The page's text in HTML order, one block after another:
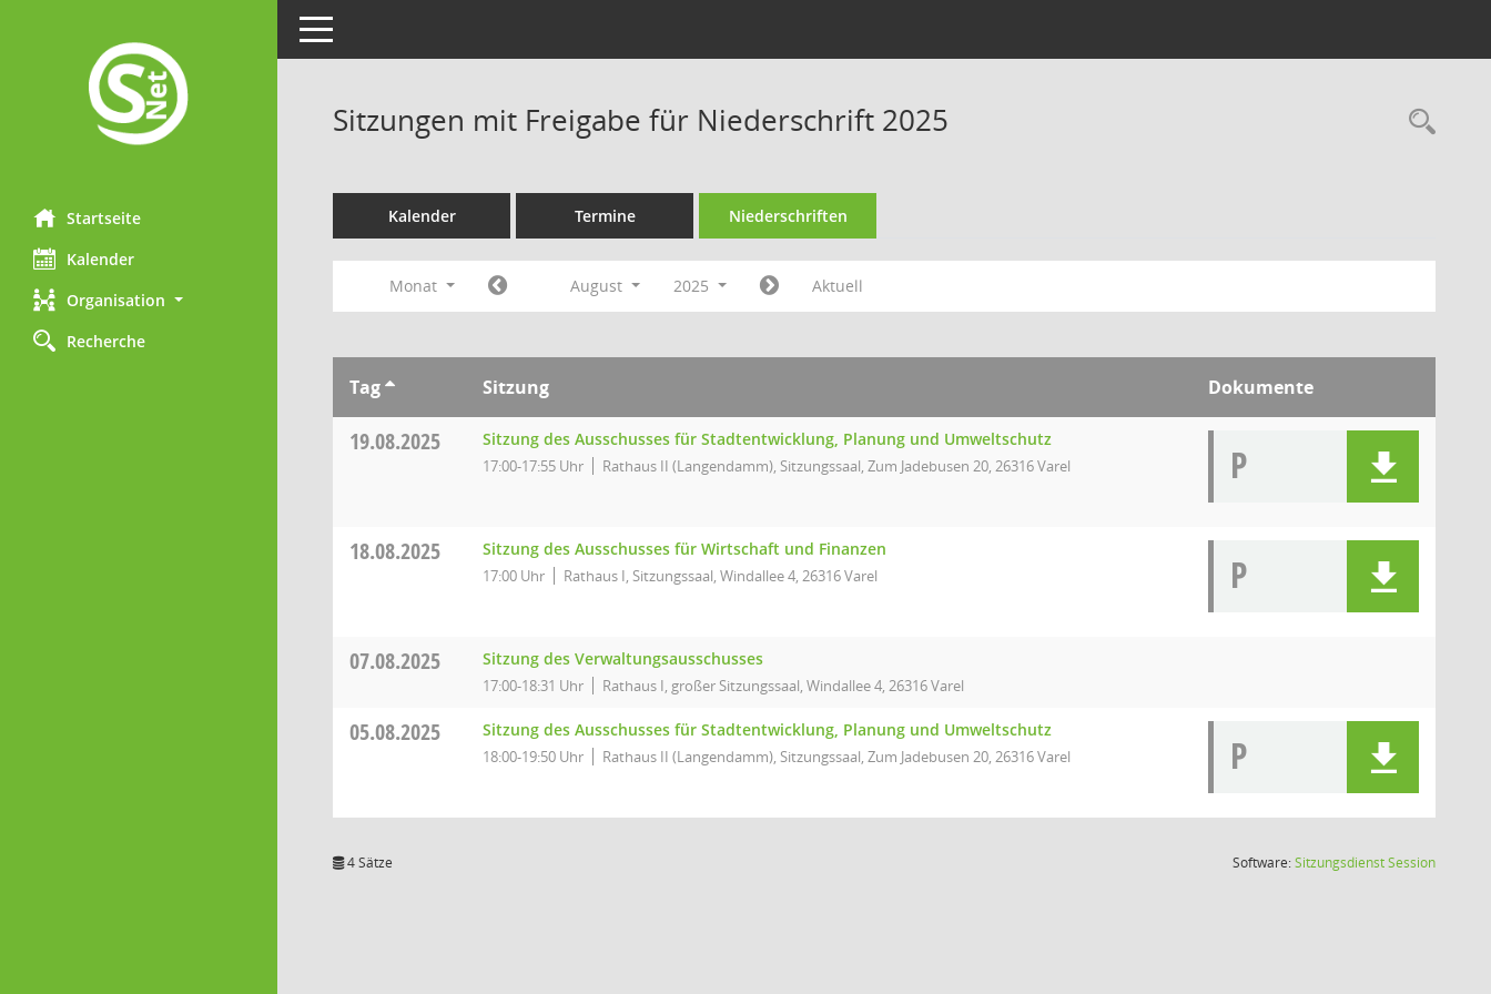
Startseite
Kalender
Organisation
Recherche
Toggle navigation
Sitzungen mit Freigabe für Niederschrift 2025
Kalender Termine Niederschriften
Monat August 2025 Aktuell
Tag Sitzung Dokumente
19.08.2025 Sitzung des Ausschusses für Stadtentwicklung, Planung und Umweltschutz
17:00-17:55 Uhr Rathaus II (Langendamm), Sitzungssaal, Zum Jadebusen 20, 26316 Varel P
18.08.2025 Sitzung des Ausschusses für Wirtschaft und Finanzen
17:00 Uhr Rathaus I, Sitzungssaal, Windallee 4, 26316 Varel P
07.08.2025 Sitzung des Verwaltungsausschusses
17:00-18:31 Uhr Rathaus I, großer Sitzungssaal, Windallee 4, 26316 Varel
05.08.2025 Sitzung des Ausschusses für Stadtentwicklung, Planung und Umweltschutz
18:00-19:50 Uhr Rathaus II (Langendamm), Sitzungssaal, Zum Jadebusen 20, 26316 Varel P
4 Sätze Software:SitzungsdienstSession(Wird in